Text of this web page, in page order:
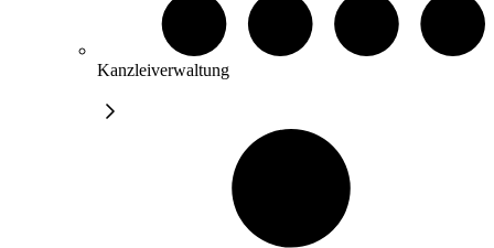
Kanzleiverwaltung